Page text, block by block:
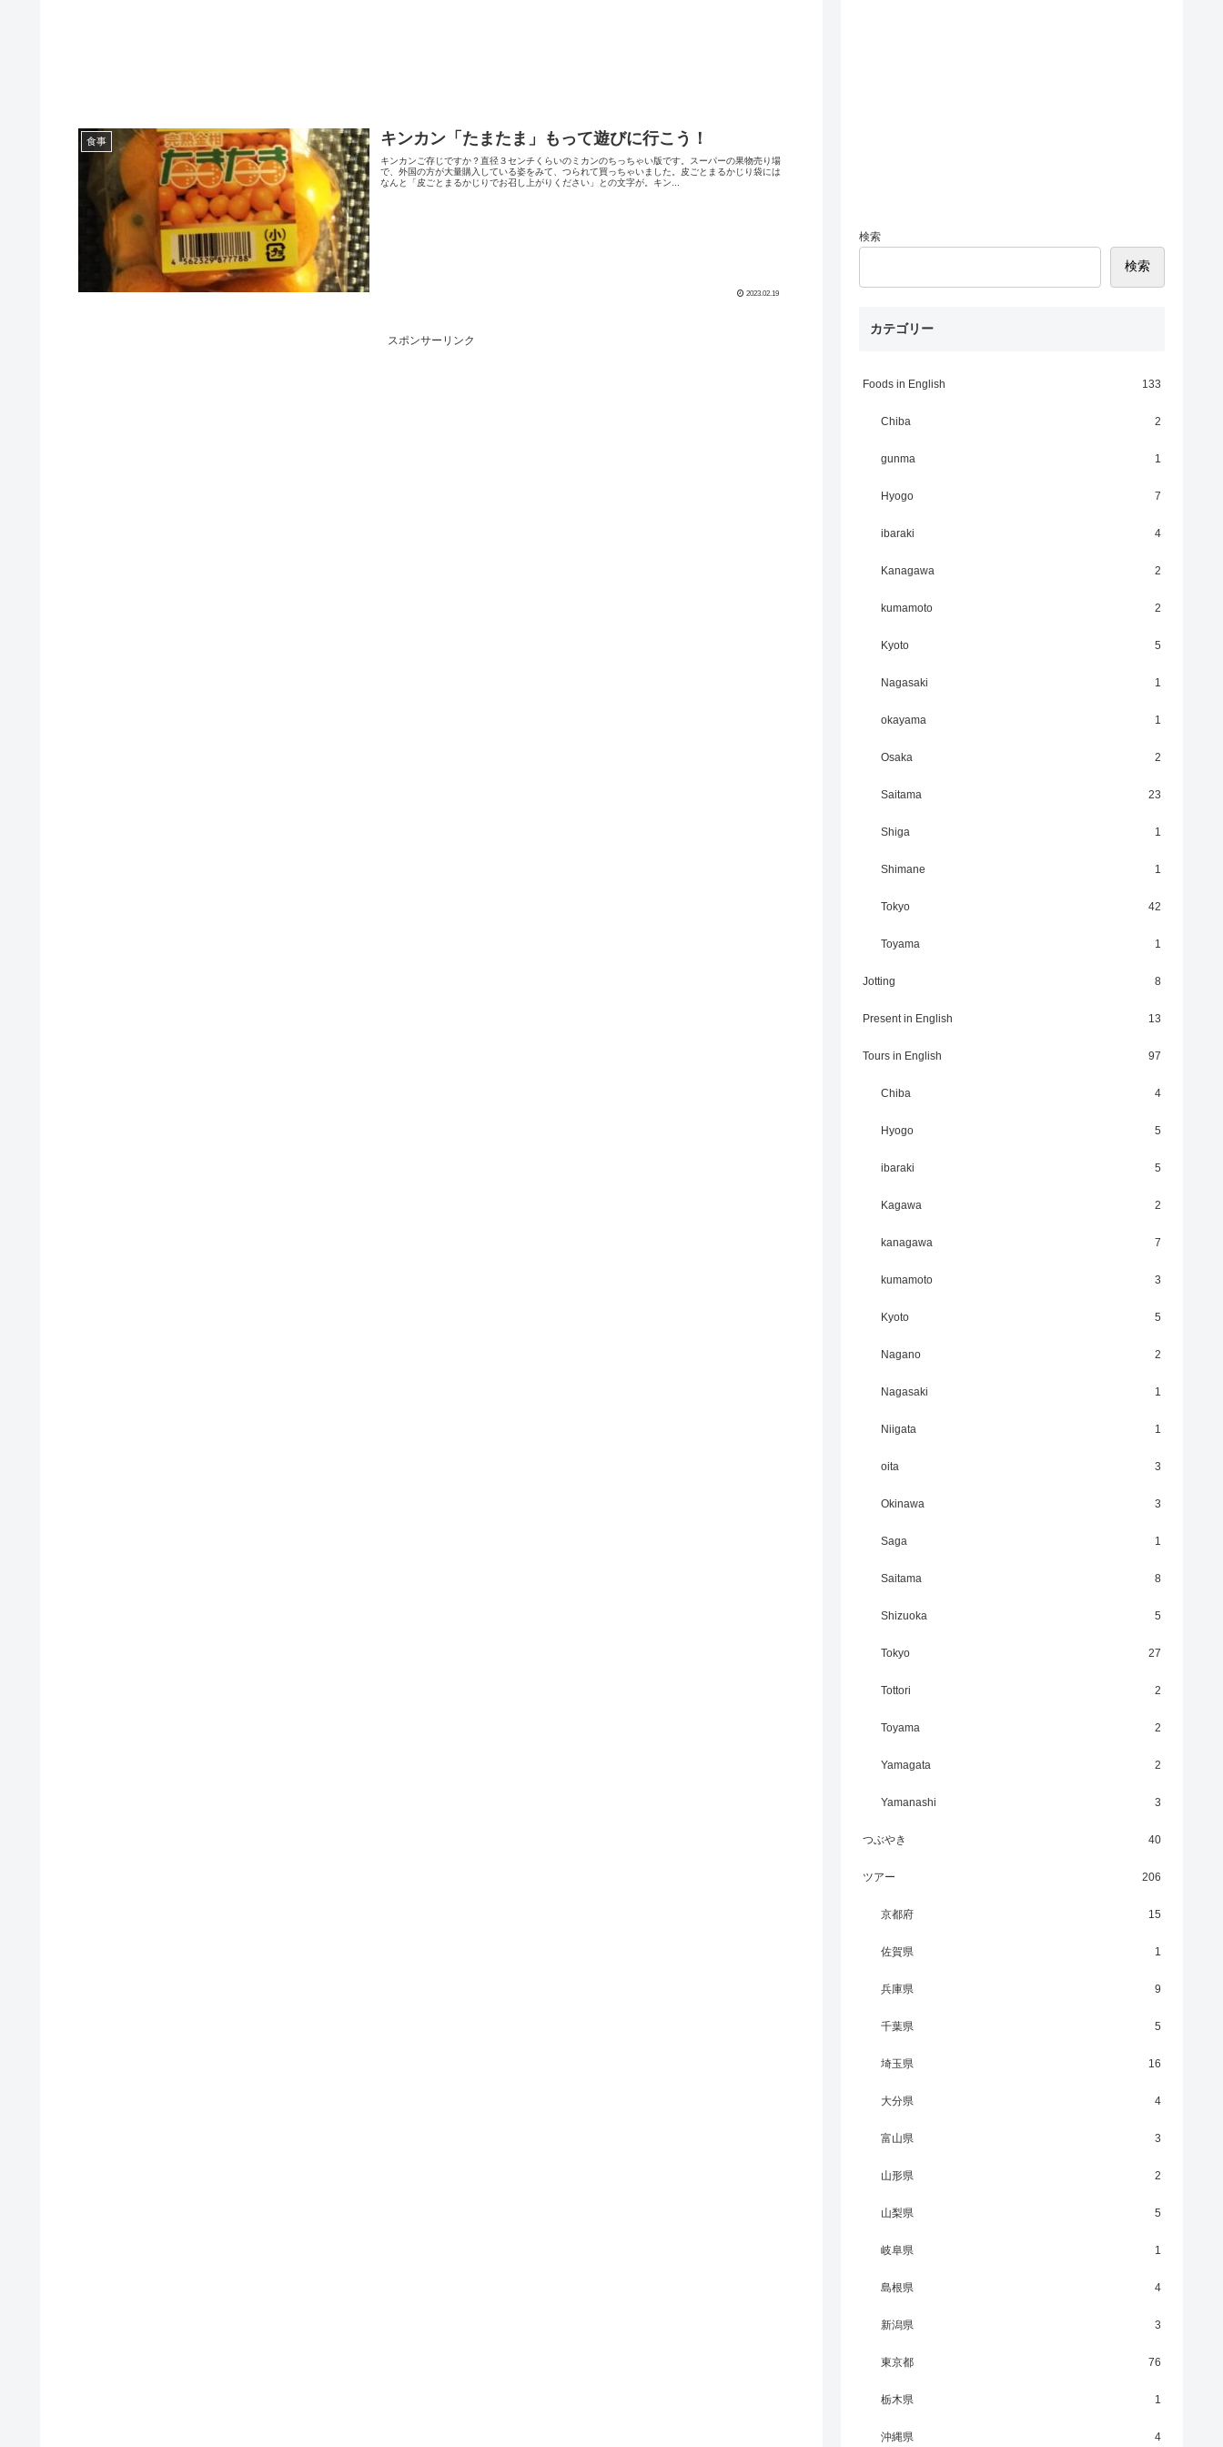
食事 キンカン「たまたま」もって遊びに行こう！
キンカンご存じですか？直径３センチくらいのミカンのちっちゃい版です。スーパーの果物売り場
で、外国の方が大量購入している姿をみて、つられて買っちゃいました。皮ごとまるかじり袋には
なんと「皮ごとまるかじりでお召し上がりください」との文字が。キン...
2023.02.19
スポンサーリンク
検索
検索
カテゴリー
Foods in English 133
Chiba 2
gunma 1
Hyogo 7
ibaraki 4
Kanagawa 2
kumamoto 2
Kyoto 5
Nagasaki 1
okayama 1
Osaka 2
Saitama 23
Shiga 1
Shimane 1
Tokyo 42
Toyama 1
Jotting 8
Present in English 13
Tours in English 97
Chiba 4
Hyogo 5
ibaraki 5
Kagawa 2
kanagawa 7
kumamoto 3
Kyoto 5
Nagano 2
Nagasaki 1
Niigata 1
oita 3
Okinawa 3
Saga 1
Saitama 8
Shizuoka 5
Tokyo 27
Tottori 2
Toyama 2
Yamagata 2
Yamanashi 3
つぶやき 40
ツアー 206
京都府 15
佐賀県 1
兵庫県 9
千葉県 5
埼玉県 16
大分県 4
富山県 3
山形県 2
山梨県 5
岐阜県 1
島根県 4
新潟県 3
東京都 76
栃木県 1
沖縄県 4